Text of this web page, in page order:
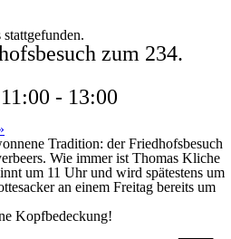
zum 234.
- 13:00
Tradition: der Friedhofsbesuch
Wie immer ist Thomas Kliche
um 11 Uhr und wird spätestens um
an einem Freitag bereits um
Kopfbedeckung!